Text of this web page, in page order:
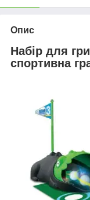
Опис
Набір для
спортивна